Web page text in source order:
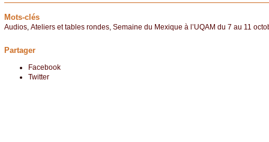
Mots-clés
Audios, Ateliers et tables rondes, Semaine du Mexique à l’UQAM du 7 au 11
Partager
Facebook
Twitter